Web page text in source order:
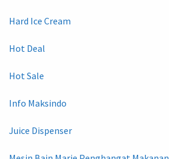
Hard Ice Cream
Hot Deal
Hot Sale
Info Maksindo
Juice Dispenser